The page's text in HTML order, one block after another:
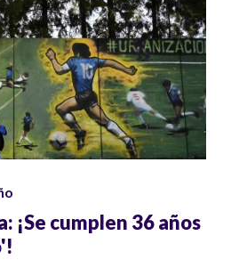
¡Se cumplen 36 años